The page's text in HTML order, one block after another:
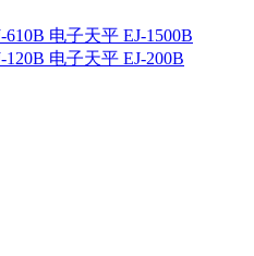
电子天平 EJ-1500B
电子天平 EJ-200B